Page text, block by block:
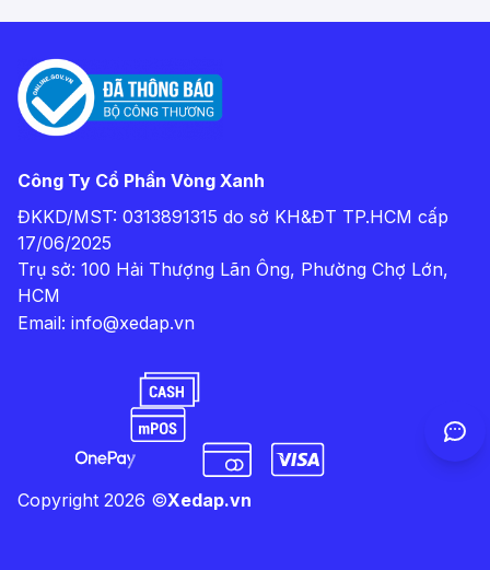
Công Ty Cổ Phần Vòng Xanh
ĐKKD/MST: 0313891315 do sở KH&ĐT TP.HCM cấp
17/06/2025
Trụ sở: 100 Hải Thượng Lãn Ông, Phường Chợ Lớn,
HCM
Email: info@xedap.vn
Copyright 2026 ©Xedap.vn